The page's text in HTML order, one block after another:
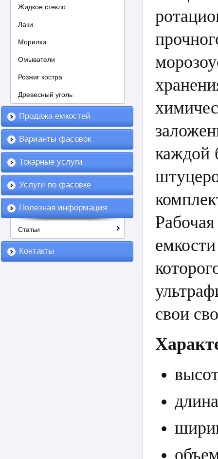
Жидкое стекло
Лаки
Морилки
Омыватели
Розжиг костра
Древесный уголь
Продажа емкостей
Варианты фасовок
Токарные услуги
Услуги по фасовке
Полезная информация
Статьи
Контакты
каждой
свои